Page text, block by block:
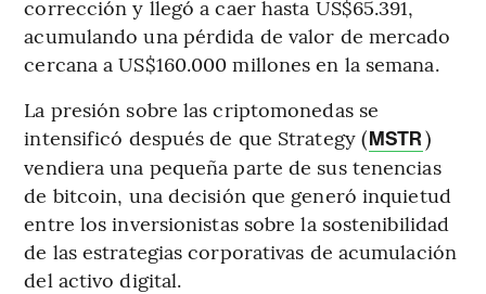
corrección y llegó a caer hasta US$65.391,
acumulando una pérdida de valor de mercado
cercana a US$160.000 millones en la semana.
La presión sobre las criptomonedas se
intensificó después de que Strategy (MSTR)
vendiera una pequeña parte de sus tenencias
de bitcoin, una decisión que generó inquietud
entre los inversionistas sobre la sostenibilidad
de las estrategias corporativas de acumulación
del activo digital.